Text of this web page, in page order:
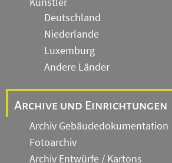
Deutschland
Niederlande
Luxemburg
Andere Länder
Archive und Einrichtungen
Archiv Gebäudedokumentation
Fotoarchiv
Archiv Entwürfe / Kartons